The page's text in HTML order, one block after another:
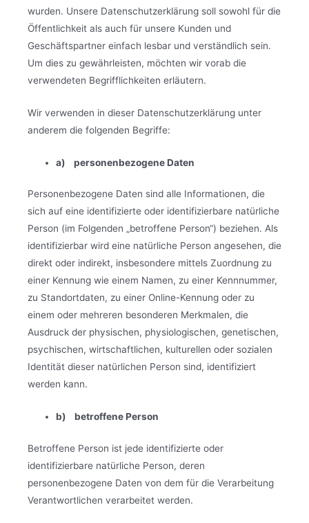
wurden. Unsere Datenschutzerklärung soll sowohl für die
Öffentlichkeit als auch für unsere Kunden und
Geschäftspartner einfach lesbar und verständlich sein.
Um dies zu gewährleisten, möchten wir vorab die
verwendeten Begrifflichkeiten erläutern.
Wir verwenden in dieser Datenschutzerklärung unter
anderem die folgenden Begriffe:
a) personenbezogene Daten
Personenbezogene Daten sind alle Informationen, die
sich auf eine identifizierte oder identifizierbare natürliche
Person (im Folgenden „betroffene Person“) beziehen. Als
identifizierbar wird eine natürliche Person angesehen, die
direkt oder indirekt, insbesondere mittels Zuordnung zu
einer Kennung wie einem Namen, zu einer Kennnummer,
zu Standortdaten, zu einer Online-Kennung oder zu
einem oder mehreren besonderen Merkmalen, die
Ausdruck der physischen, physiologischen, genetischen,
psychischen, wirtschaftlichen, kulturellen oder sozialen
Identität dieser natürlichen Person sind, identifiziert
werden kann.
b) betroffene Person
Betroffene Person ist jede identifizierte oder
identifizierbare natürliche Person, deren
personenbezogene Daten von dem für die Verarbeitung
Verantwortlichen verarbeitet werden.